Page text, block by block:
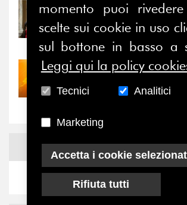
31/07/2026
Prima della pausa
il valore di...
30/07/2026
Nove anni dopo la
“grande cecità”: la...
NewsFacebook
momento puoi
scelte sui cookie in uso
sul bottone in basso a
Leggi qui la policy
Tecnici Analitici
Marketing
Accetta i cookie
Rifiuta tutti